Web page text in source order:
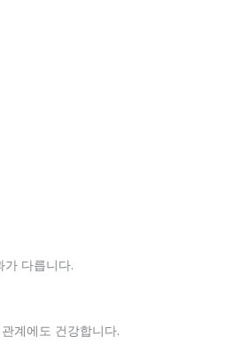
다릅니다.
계에도 건강합니다.